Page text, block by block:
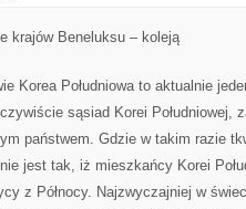
krajów Beneluksu – koleją
Korea Południowa to aktualnie
sąsiad Korei Południowej,
państwem. Gdzie w takim razie
jest tak, iż mieszkańcy Korei
z Północy. Najzwyczajniej w